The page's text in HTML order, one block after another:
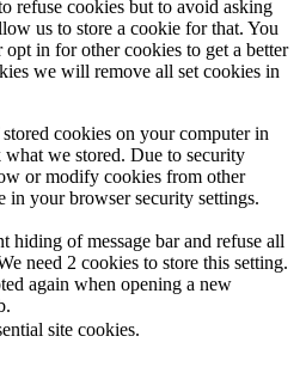
refuse cookies but to avoid asking
us to store a cookie for that. You
in for other cookies to get a better
we will remove all set cookies in
cookies on your computer in
we stored. Due to security
or modify cookies from other
in your browser security settings.
hiding of message bar and refuse all
need 2 cookies to store this setting.
again when opening a new
site cookies.